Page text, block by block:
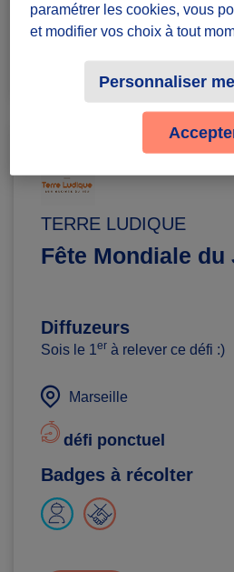
Terminé
TERRE LUDIQUE
Fête Mondiale du
Diffuzeurs
Sois le 1er à relever ce défi :)
Marseille
défi ponctuel
Badges à récolter
paramétrer les cookies, vous
et modifier vos choix à tout
Personnaliser